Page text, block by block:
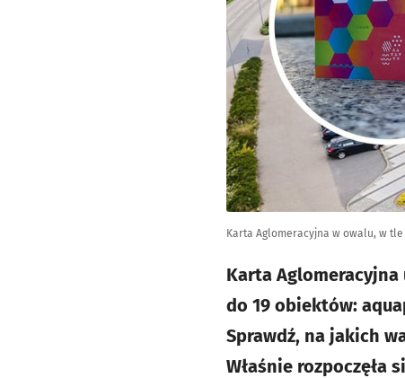
Karta Aglomeracyjna w owalu, w tle
Karta
do 19 obiektów:
Sprawdź, na jakich
Właśnie rozpoczęła